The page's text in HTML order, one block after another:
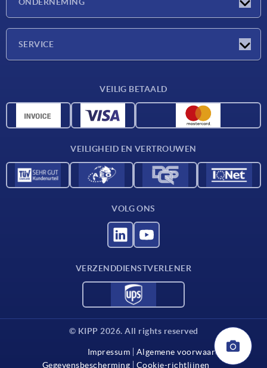
SERVICE
CAD-gegevens
VEILIG BETAALD
VEILIGHEID EN VERTROUWEN
VOLG ONS
VERZENDDIENSTVERLENER
© KIPP 2026. All rights reserved
Impressum
Algemene voorwaarden
Gegevensbescherming
Cookie-richtlijnen